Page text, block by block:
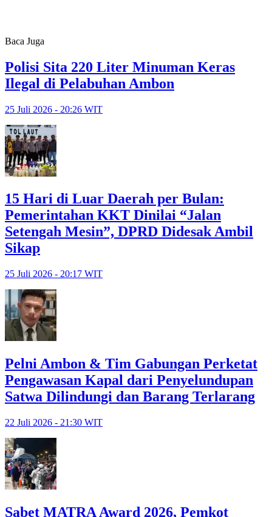
Baca Juga
Polisi Sita 220 Liter Minuman Keras
Ilegal di Pelabuhan Ambon
25 Juli 2026 - 20:26 WIT
15 Hari di Luar Daerah per Bulan:
Pemerintahan KKT Dinilai “Jalan
Setengah Mesin”, DPRD Didesak Ambil
Sikap
25 Juli 2026 - 20:17 WIT
Pelni Ambon & Tim Gabungan Perketat
Pengawasan Kapal dari Penyelundupan
Satwa Dilindungi dan Barang Terlarang
22 Juli 2026 - 21:30 WIT
Sabet MATRA Award 2026, Pemkot